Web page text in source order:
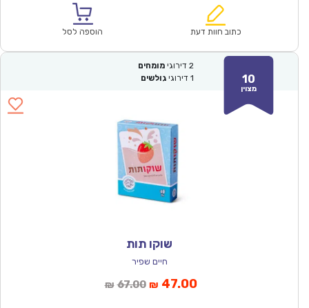
₪67.00.
הוא:
כתוב חוות דעת הוספה לסל
10
מצוין
2 דירוגי מומחים
1 דירוגי גולשים
שוקו תות
חיים שפיר
₪ 67.00המחיר
₪ 47.00המחיר